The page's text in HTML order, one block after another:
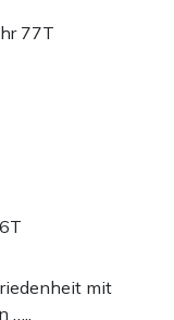
77T
mit
…..